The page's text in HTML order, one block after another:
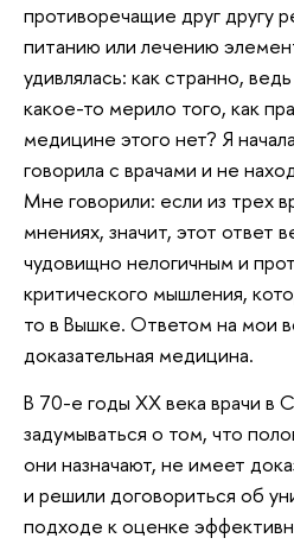
противоречащие друг другу
питанию или лечению
удивлялась: как странно,
какое-то мерило того, как
медицине этого нет? Я
говорила с врачами и не
Мне говорили: если из трех
мнениях, значит, этот ответ
чудовищно нелогичным и
критического мышления,
то в Вышке. Ответом на мои
доказательная медицина.
В 70-е годы ХХ века врачи в
задумываться о том, что
они назначают, не имеет
и решили договориться об
подходе к оценке